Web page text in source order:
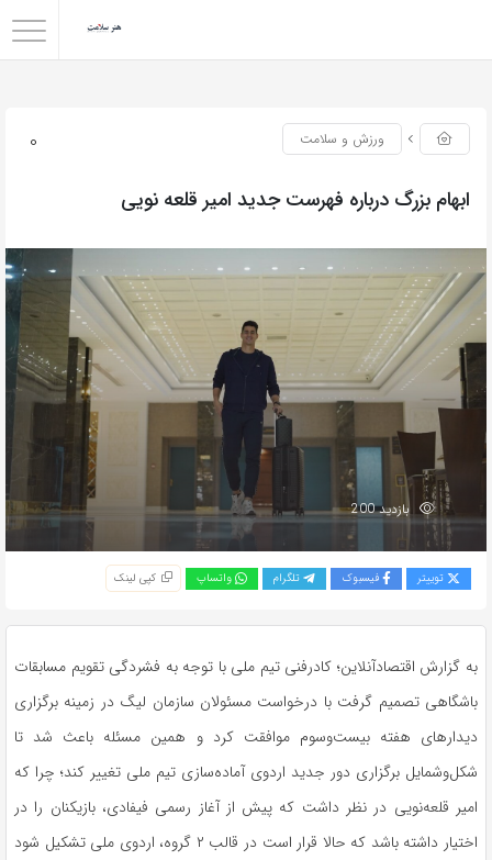
0 ورزش و سلامت
ابهام بزرگ درباره فهرست جدید امیر قلعه نویی
بازدید 200
توییتر فیسبوک تلگرام واتساپ کپی لینک
به گزارش اقتصادآنلاین؛ کادرفنی تیم ملی با توجه به فشردگی تقویم مسابقات
باشگاهی تصمیم گرفت با درخواست مسئولان سازمان لیگ در زمینه برگزاری
دیدار‌های هفته بیست‌وسوم موافقت کرد و همین مسئله باعث شد تا
شکل‌وشمایل برگزاری دور جدید اردوی آماده‌سازی تیم ملی تغییر کند؛ چرا که
امیر قلعه‌نویی در نظر داشت که پیش از آغاز رسمی فیفادی، بازیکنان را در
اختیار داشته باشد که حالا قرار است در قالب ۲ گروه، اردوی ملی تشکیل شود